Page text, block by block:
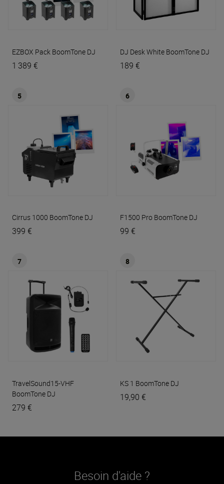
EZBOX Pack BoomTone DJ
1 389 €
DJ Desk White BoomTone DJ
189 €
5
Cirrus 1000 BoomTone DJ
399 €
6
F1500 Pro BoomTone DJ
99 €
7
TravelSound15-VHF
BoomTone DJ
279 €
8
KS 1 BoomTone DJ
19,90 €
Besoin d'aide ?